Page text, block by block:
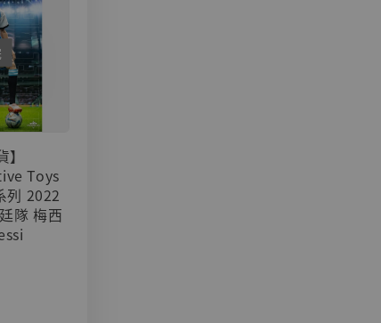
Toys
列 2022
隊 梅西